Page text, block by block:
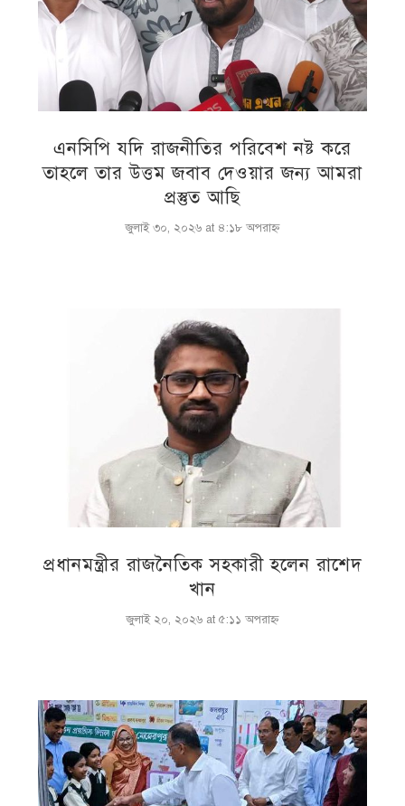
এনসিপি যদি রাজনীতির পরিবেশ নষ্ট করে
তাহলে তার উত্তম জবাব দেওয়ার জন্য আমরা
প্রস্তুত আছি
জুলাই ৩০, ২০২৬ at ৪:১৮ অপরাহ্ণ
প্রধানমন্ত্রীর রাজনৈতিক সহকারী হলেন রাশেদ
খান
জুলাই ২০, ২০২৬ at ৫:১১ অপরাহ্ণ